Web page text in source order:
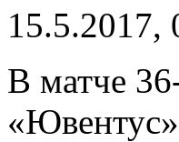
15.5.2017,
В матче